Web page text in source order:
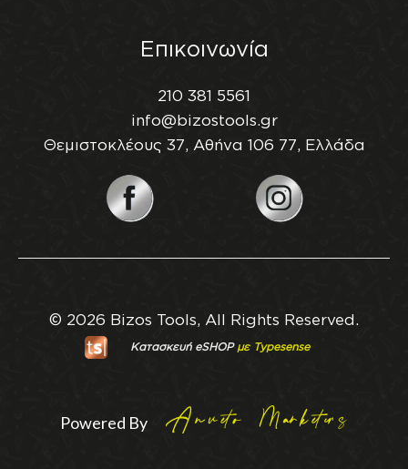
Επικοινωνία
210 381 5561
info@bizostools.gr
Θεμιστοκλέους 37, Αθήνα 106 77, Ελλάδα
© 2026 Bizos Tools, All Rights Reserved.
Κατασκευή eSHOPμε Typesense
Powered By